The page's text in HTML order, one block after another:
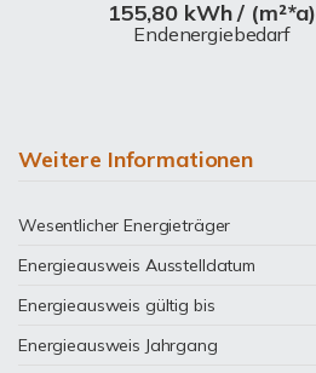
155,80 kWh / (m²*a)
Endenergiebedarf
Weitere Informationen
Wesentlicher Energieträger
Energieausweis Ausstelldatum
Energieausweis gültig bis
Energieausweis Jahrgang